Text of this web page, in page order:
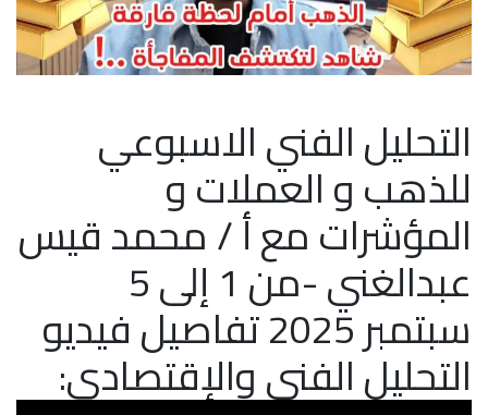
التحليل الفني الاسبوعي
للذهب و العملات و
المؤشرات مع أ / محمد قيس
عبدالغني -من 1 إلى 5
سبتمبر 2025 تفاصيل فيديو
التحليل الفني والإقتصادي: